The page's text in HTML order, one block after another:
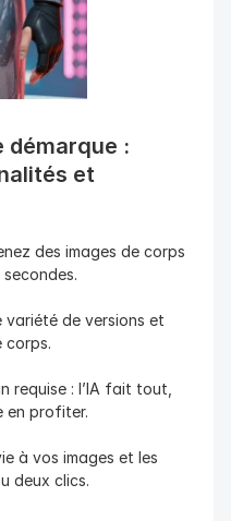
démarque :
et
des images de corps
variété de versions et
corps.
requise : l’IA fait tout,
en profiter.
à vos images et les
deux clics.